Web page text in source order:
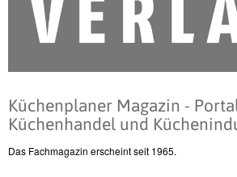
Küchenplaner Magazin -
Küchenhandel und
Das Fachmagazin erscheint seit 1965.